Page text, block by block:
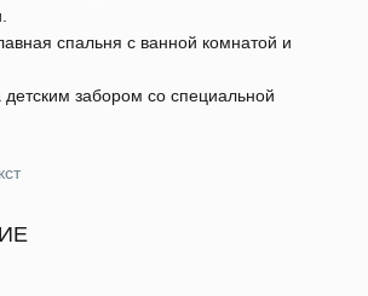
спальня с ванной комнатой и
детским забором со специальной